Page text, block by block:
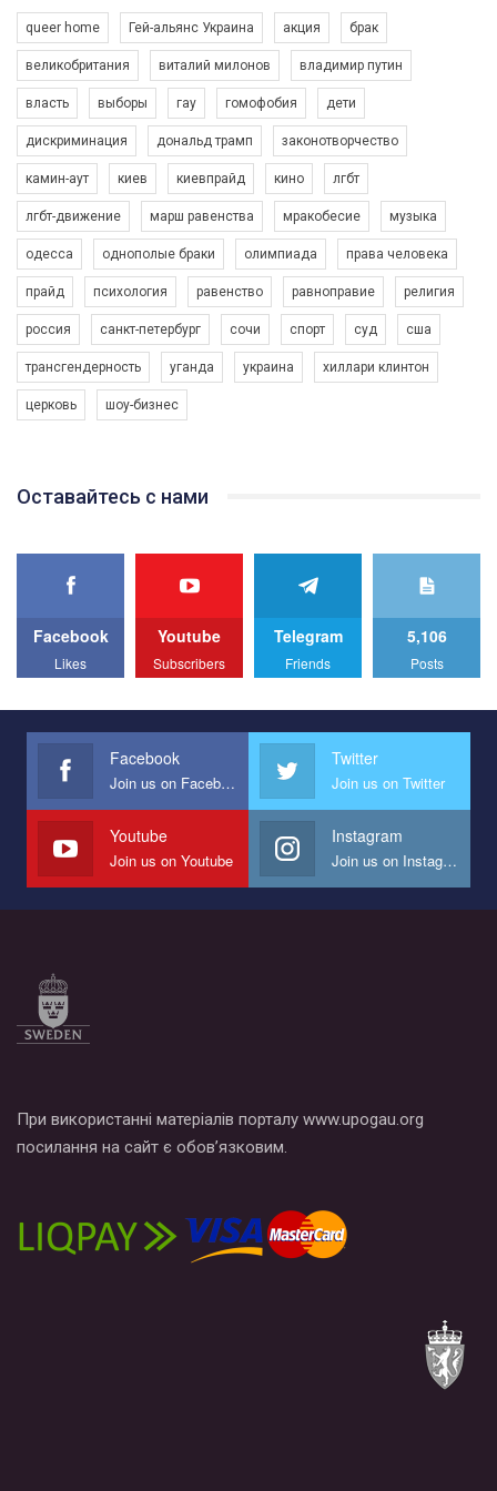
queer home Гей-альянс Украина акция брак
великобритания виталий милонов владимир путин
власть выборы гау гомофобия дети
дискриминация дональд трамп законотворчество
камин-аут киев киевпрайд кино лгбт
лгбт-движение марш равенства мракобесие музыка
одесса однополые браки олимпиада права человека
прайд психология равенство равноправие религия
россия санкт-петербург сочи спорт суд сша
трансгендерность уганда украина хиллари клинтон
церковь шоу-бизнес
Оставайтесь с нами
Facebook
Likes
Youtube
Subscribers
Telegram
Friends
5,106
Posts
Facebook
Join us on Facebook
Twitter
Join us on Twitter
Youtube
Join us on Youtube
Instagram
Join us on Instagram
При використанні матеріалів порталу www.upogau.org
посилання на сайт є обов’язковим.